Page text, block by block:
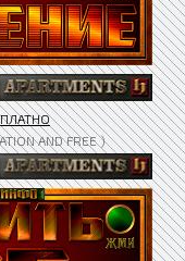
AND FREE )